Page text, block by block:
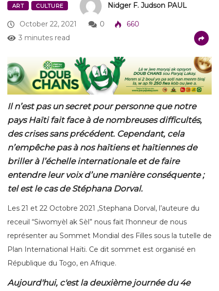
ART CULTURE Nidger F. Judson PAUL
October 22, 2021 0
660
3 minutes read
Il n’est pas un secret pour personne que notre
pays Haïti fait face à de nombreuses difficultés,
des crises sans précédent. Cependant, cela
n’empêche pas à nos haïtiens et haïtiennes de
briller à l’échelle internationale et de faire
entendre leur voix d’une manière conséquente ;
tel est le cas de Stéphana Dorval.
Les 21 et 22 Octobre 2021 ,Stephana Dorval, l’auteure du
receuil “Siwomyèl ak Sèl” nous fait l’honneur de nous
représenter au Sommet Mondial des Filles sous la tutelle de
Plan International Haïti. Ce dit sommet est organisé en
République du Togo, en Afrique.
Aujourd'hui, c'est la deuxième journée du 4e